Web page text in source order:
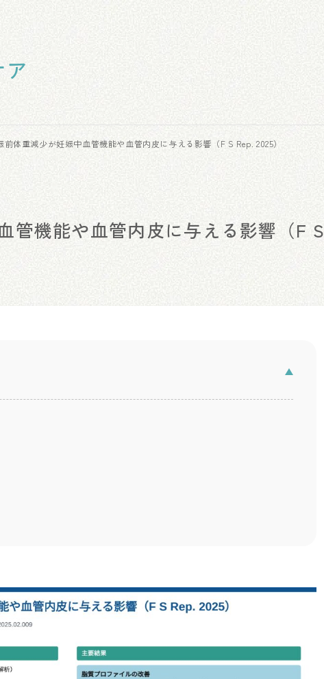
前体重減少が妊娠中血管機能や血管内皮に与える影響（F S Rep. 2025）
管機能や血管内皮に与える影響（F S